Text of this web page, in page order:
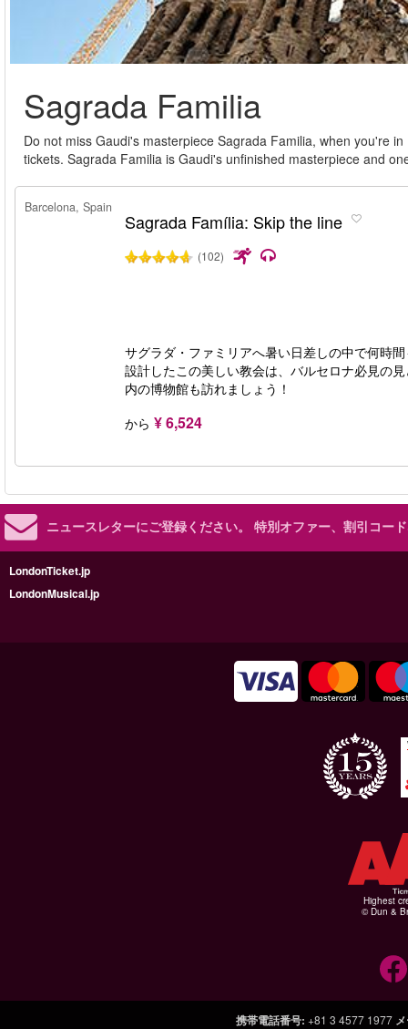
Sagrada Familia
Do not miss Gaudi's masterpiece Sagrada Familia, when you're
tickets. Sagrada Familia is Gaudi's unfinished masterpiece and
Barcelona, Spain
Sagrada Família: Skip the line
(102)
サグラダ・ファミリアへ暑い日差しの中で何時
設計したこの美しい教会は、バルセロナ必見の
内の博物館も訪れましょう！
から ¥ 6,524
ニュースレターにご登録ください。 特別オファー、割引コー
LondonTicket.jp
LondonMusical.jp
Highest
© Dun &
携帯電話番号: +81 3 4577 1977